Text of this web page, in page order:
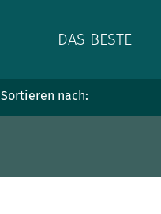
DAS BESTE
Sortieren nach: